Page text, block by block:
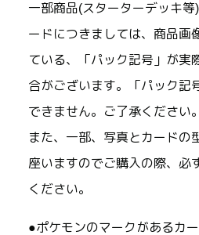
一部商品(スターターデッキ
ードにつきましては、商品画
ている、「パック記号」が実
合がございます。「パック記
できません。ご了承ください。
また、一部、写真とカードの
座いますのでご購入の際、必
ください。
●ポケモンのマークがあるカ